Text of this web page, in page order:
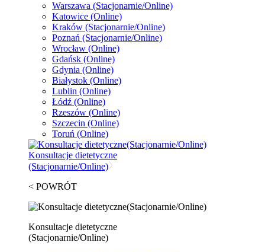
Warszawa (Stacjonarnie/Online)
Katowice (Online)
Kraków (Stacjonarnie/Online)
Poznań (Stacjonarnie/Online)
Wrocław (Online)
Gdańsk (Online)
Gdynia (Online)
Białystok (Online)
Lublin (Online)
Łódź (Online)
Rzeszów (Online)
Szczecin (Online)
Toruń (Online)
Konsultacje dietetyczne
(Stacjonarnie/Online)
< POWRÓT
Konsultacje dietetyczne
(Stacjonarnie/Online)